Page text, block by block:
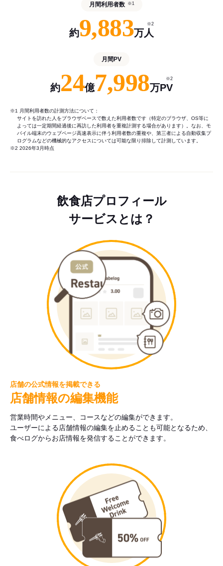
月間利用者数 ※1
約9,883万人
※2
月間PV
約24億7,998万PV
※2
※1 月間利用者数の計測方法について：
サイトを訪れた人をブラウザベースで数えた利用者数です（特定のブラウザ、OS等に
よっては一定期間経過後に再訪した利用者を重複計測する場合があります）。なお、モ
バイル端末のウェブページ高速表示に伴う利用者数の重複や、第三者による自動収集プ
ログラムなどの機械的なアクセスについては可能な限り排除して計測しています。
※2 2026年3月時点
飲食店プロフィール
サービスとは？
店舗の公式情報を掲載できる
店舗情報の編集機能
営業時間やメニュー、コースなどの編集ができます。
ユーザーによる店舗情報の編集を止めることも可能となるため、
食べログからお店情報を発信することができます。